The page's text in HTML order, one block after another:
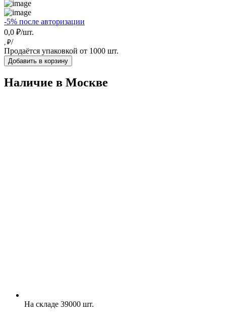
-5% после авторизации
0,0 ₽/шт.
, ₽/
Продаётся упаковкой от 1000 шт.
Добавить в корзину
Наличие в Москвe
На складе 39000 шт.